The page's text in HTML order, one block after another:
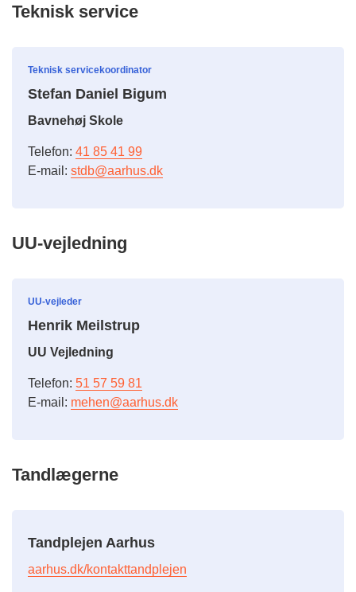
Teknisk service
Teknisk servicekoordinator
Stefan Daniel Bigum
Bavnehøj Skole
Telefon: 41 85 41 99
E-mail: stdb@aarhus.dk
UU-vejledning
UU-vejleder
Henrik Meilstrup
UU Vejledning
Telefon: 51 57 59 81
E-mail: mehen@aarhus.dk
Tandlægerne
Tandplejen Aarhus
aarhus.dk/kontakttandplejen